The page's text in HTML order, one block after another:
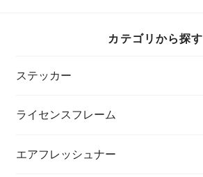
カテゴリから探す
ステッカー
ライセンスフレーム
エアフレッシュナー